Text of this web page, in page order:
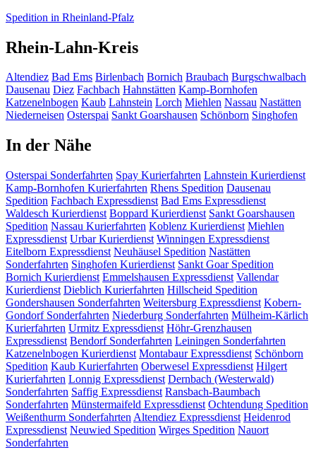
Spedition in Rheinland-Pfalz
Rhein-Lahn-Kreis
Altendiez Bad Ems Birlenbach Bornich Braubach Burgschwalbach
Dausenau Diez Fachbach Hahnstätten Kamp-Bornhofen
Katzenelnbogen Kaub Lahnstein Lorch Miehlen Nassau Nastätten
Niederneisen Osterspai Sankt Goarshausen Schönborn Singhofen
In der Nähe
Osterspai Sonderfahrten Spay Kurierfahrten Lahnstein Kurierdienst
Kamp-Bornhofen Kurierfahrten Rhens Spedition Dausenau
Spedition Fachbach Expressdienst Bad Ems Expressdienst
Waldesch Kurierdienst Boppard Kurierdienst Sankt Goarshausen
Spedition Nassau Kurierfahrten Koblenz Kurierdienst Miehlen
Expressdienst UrbarKurierdienst Winningen Expressdienst
Eitelborn Expressdienst Neuhäusel Spedition Nastätten
Sonderfahrten Singhofen Kurierdienst Sankt Goar Spedition
Bornich Kurierdienst Emmelshausen Expressdienst Vallendar
Kurierdienst Dieblich Kurierfahrten Hillscheid Spedition
Gondershausen Sonderfahrten Weitersburg Expressdienst Kobern-
Gondorf Sonderfahrten Niederburg Sonderfahrten Mülheim-Kärlich
Kurierfahrten Urmitz Expressdienst Höhr-Grenzhausen
Expressdienst Bendorf Sonderfahrten Leiningen Sonderfahrten
Katzenelnbogen Kurierdienst MontabaurExpressdienst Schönborn
Spedition Kaub Kurierfahrten Oberwesel Expressdienst Hilgert
Kurierfahrten Lonnig Expressdienst Dernbach (Westerwald)
Sonderfahrten Saffig Expressdienst Ransbach-Baumbach
Sonderfahrten Münstermaifeld Expressdienst Ochtendung Spedition
Weißenthurm Sonderfahrten Altendiez Expressdienst Heidenrod
Expressdienst Neuwied Spedition Wirges Spedition Nauort
Sonderfahrten